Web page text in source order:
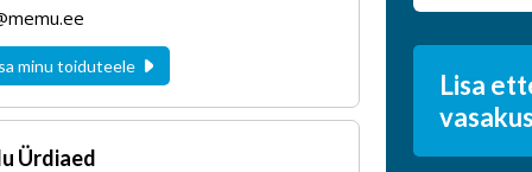
Lisa
minu toiduteele
Ürdiaed